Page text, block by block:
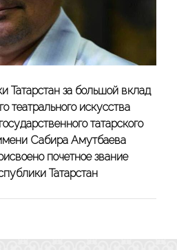
Татарстан за большой вклад
театрального искусства
татарского
Сабира Амутбаева
почетное звание
Татарстан